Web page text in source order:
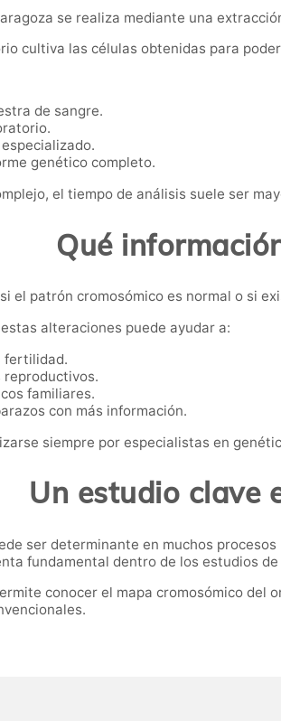
se realiza mediante una
cultiva las células obtenidas para
de sangre.
genético completo.
el tiempo de análisis suele ser
Qué
el patrón cromosómico es normal o si
alteraciones puede ayudar a:
fertilidad.
familiares.
con más información.
siempre por especialistas en
Un estudio clave
ser determinante en muchos
fundamental dentro de los estudios
conocer el mapa cromosómico